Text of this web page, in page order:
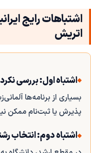
اتریش
اشتباه اول: بررسی
بسیاری از برنامه‌ها
پذیرش یا ثبت‌نام ممکن
اشتباه دوم: انتخاب